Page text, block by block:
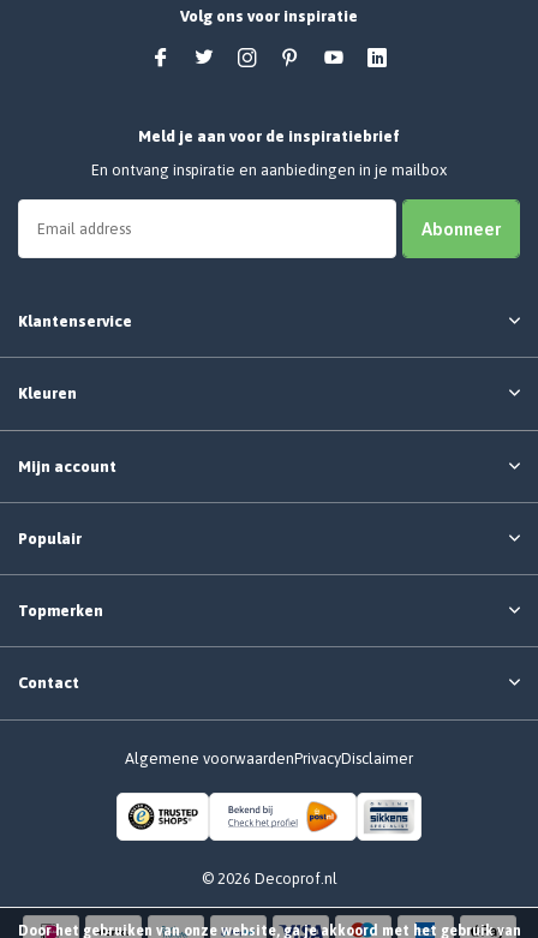
Volg ons voor inspiratie
Meld je aan voor de inspiratiebrief
En ontvang inspiratie en aanbiedingen in je mailbox
Abonneer
Klantenservice
Kleuren
Mijn account
Populair
Topmerken
Contact
Algemene voorwaardenPrivacyDisclaimer
© 2026 Decoprof.nl
Door het gebruiken van onze website, ga je akkoord met het gebruik van